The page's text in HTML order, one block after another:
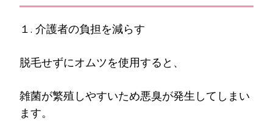
１. 介護者の負担を減らす
脱毛せずにオムツを使用すると、
雑菌が繁殖しやすいため悪臭が発生してしまい
ます。